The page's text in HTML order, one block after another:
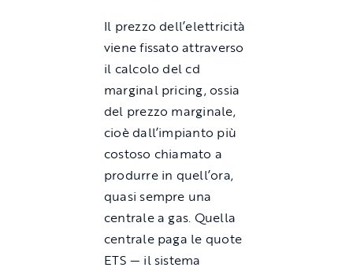
Il prezzo dell’elettricità
viene fissato attraverso
il calcolo del cd
marginal pricing, ossia
del prezzo marginale,
cioè dall’impianto più
costoso chiamato a
produrre in quell’ora,
quasi sempre una
centrale a gas. Quella
centrale paga le quote
ETS — il sistema